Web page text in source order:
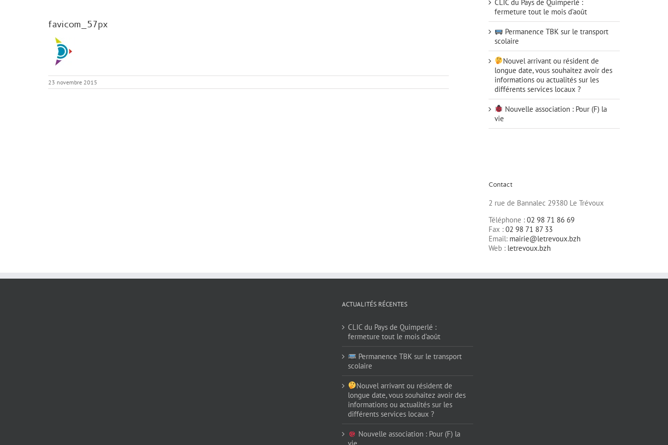
favicom_57px
23 novembre 2015
CLIC du Pays de Quimperlé :
fermeture tout le mois d’août
Permanence TBK sur le transport
scolaire
Nouvel arrivant ou résident de
longue date, vous souhaitez avoir des
informations ou actualités sur les
différents services locaux ?
Nouvelle association : Pour (F) la
vie
Contact
2 rue de Bannalec 29380 Le Trévoux
Téléphone : 02 98 71 86 69
Fax : 02 98 71 87 33
Email: mairie@letrevoux.bzh
Web : letrevoux.bzh
ACTUALITÉS RÉCENTES
CLIC du Pays de Quimperlé :
fermeture tout le mois d’août
Permanence TBK sur le transport
scolaire
Nouvel arrivant ou résident de
longue date, vous souhaitez avoir des
informations ou actualités sur les
différents services locaux ?
Nouvelle association : Pour (F) la